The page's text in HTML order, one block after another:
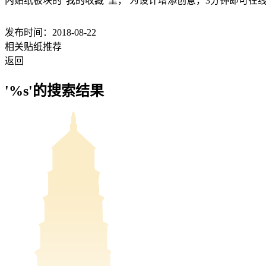
发布时间：2018-08-22
相关贴纸推荐
返回
'%s'的搜索结果